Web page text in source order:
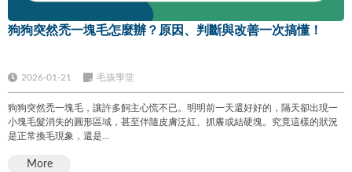
狗狗突然禿一塊毛怎麼辦？原因、判斷與改善一次搞懂！
2026-01-21 毛孩學堂
狗狗突然禿一塊毛，讓許多飼主心慌不已。明明前一天還好好的，隔天卻出現一
小塊毛髮消失的圓形區域，甚至伴隨皮膚泛紅、抓癢或結硬塊。究竟這樣的狀況
是正常換毛現象，還是...
More